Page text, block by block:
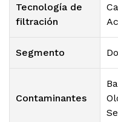
Tecnología de
filtración
Segmento
Contaminantes